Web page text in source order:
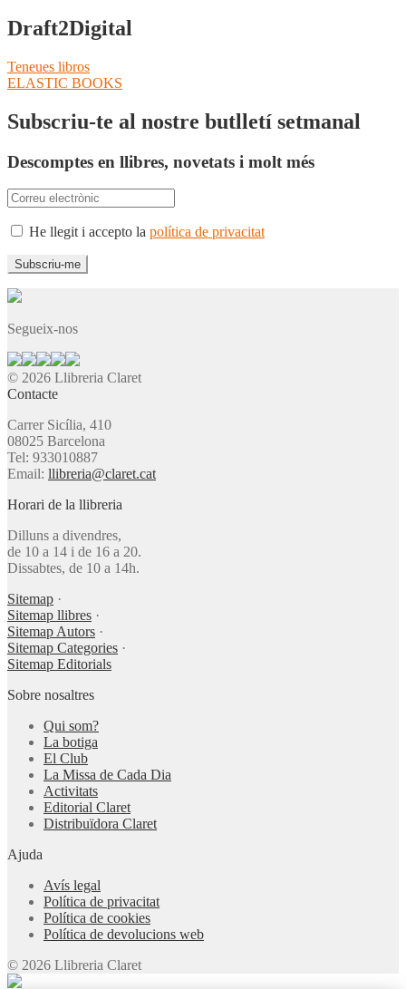
Draft2Digital
Navegació
d'entrades
Entrada
anterior:
Teneues libros
Pròxima
ELASTIC BOOKS
Subscriu-te al nostre butlletí setmanal
Descomptes en llibres, novetats i molt més
He llegit i accepto la política de privacitat
Segueix-nos
© 2026 Llibreria Claret
Contacte
Carrer Sicília, 410
08025 Barcelona
Tel: 933010887
Email: llibreria@claret.cat
Horari de la llibreria
Dilluns a divendres,
de 10 a 14 i de 16 a 20.
Dissabtes, de 10 a 14h.
Sitemap ·
Sitemap llibres ·
Sitemap Autors ·
Sitemap Categories ·
Sitemap Editorials
Sobre nosaltres
Qui som?
La botiga
El Club
La Missa de Cada Dia
Activitats
Editorial Claret
Distribuïdora Claret
Ajuda
Avís legal
Política de privacitat
Política de cookies
Política de devolucions web
© 2026 Llibreria Claret